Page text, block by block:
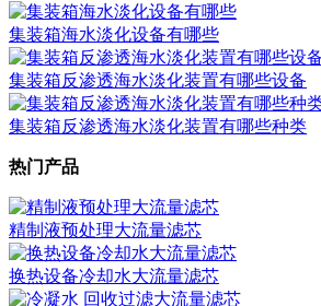
集装箱海水淡化设备有哪些
集装箱反渗透海水淡化装置有哪些设备
集装箱反渗透海水淡化装置有哪些种类
热门产品
精制液预处理大流量滤芯
换热设备冷却水大流量滤芯